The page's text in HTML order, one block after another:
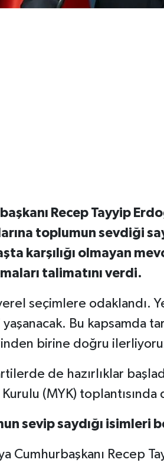
Recep Tayyip
toplumun sevdiği
karşılığı olmayan
talimatını verdi.
seçimlere odaklandı.
Bu kapsamda
birine doğru
de hazırlıklar
(MYK)
sevip saydığı isimleri
Cumhurbaşkanı Recep